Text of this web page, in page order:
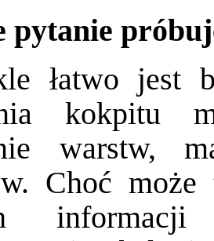
pytanie
łatwo jest
kokpitu
warstw,
Choć może